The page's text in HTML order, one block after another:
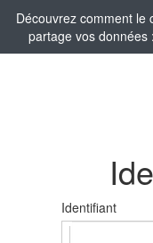
Découvrez comment le
partage vos données :
Identifiant